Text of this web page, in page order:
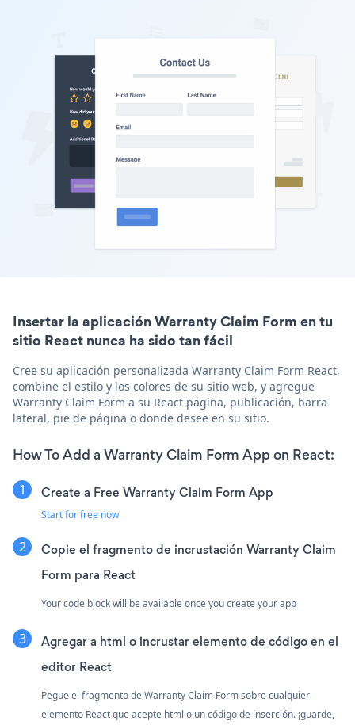
Insertar la aplicación Warranty Claim Form en tu
sitio React nunca ha sido tan fácil
Cree su aplicación personalizada Warranty Claim Form React,
combine el estilo y los colores de su sitio web, y agregue
Warranty Claim Form a su React página, publicación, barra
lateral, pie de página o donde desee en su sitio.
How To Add a Warranty Claim Form App on React:
Create a Free Warranty Claim Form App
Start for free now
Copie el fragmento de incrustación Warranty Claim
Form para React
Your code block will be available once you create your app
Agregar a html o incrustar elemento de código en el
editor React
Pegue el fragmento de Warranty Claim Form sobre cualquier
elemento React que acepte html o un código de inserción. ¡guarde,